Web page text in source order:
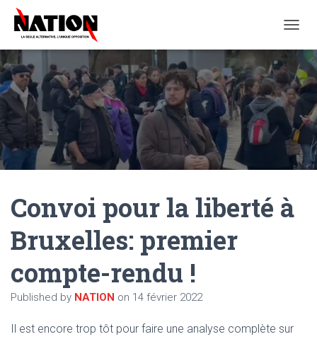
U
R
I
R
/
F
E
R
M
I
Convoi pour la liberté à
Bruxelles: premier
compte-rendu !
Published by NATION on 14 février 2022
Il est encore trop tôt pour faire une analyse complète sur